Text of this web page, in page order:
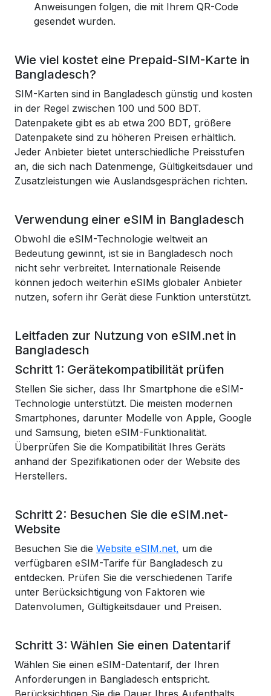
Anweisungen folgen, die mit Ihrem QR-Code
gesendet wurden.
Wie viel kostet eine Prepaid-SIM-Karte in
Bangladesch?
SIM-Karten sind in Bangladesch günstig und kosten
in der Regel zwischen 100 und 500 BDT.
Datenpakete gibt es ab etwa 200 BDT, größere
Datenpakete sind zu höheren Preisen erhältlich.
Jeder Anbieter bietet unterschiedliche Preisstufen
an, die sich nach Datenmenge, Gültigkeitsdauer und
Zusatzleistungen wie Auslandsgesprächen richten.
Verwendung einer eSIM in Bangladesch
Obwohl die eSIM-Technologie weltweit an
Bedeutung gewinnt, ist sie in Bangladesch noch
nicht sehr verbreitet. Internationale Reisende
können jedoch weiterhin eSIMs globaler Anbieter
nutzen, sofern ihr Gerät diese Funktion unterstützt.
Leitfaden zur Nutzung von eSIM.net in
Bangladesch
Schritt 1: Gerätekompatibilität prüfen
Stellen Sie sicher, dass Ihr Smartphone die eSIM-
Technologie unterstützt. Die meisten modernen
Smartphones, darunter Modelle von Apple, Google
und Samsung, bieten eSIM-Funktionalität.
Überprüfen Sie die Kompatibilität Ihres Geräts
anhand der Spezifikationen oder der Website des
Herstellers.
Schritt 2: Besuchen Sie die eSIM.net-
Website
Besuchen Sie die Website eSIM.net, um die
verfügbaren eSIM-Tarife für Bangladesch zu
entdecken. Prüfen Sie die verschiedenen Tarife
unter Berücksichtigung von Faktoren wie
Datenvolumen, Gültigkeitsdauer und Preisen.
Schritt 3: Wählen Sie einen Datentarif
Wählen Sie einen eSIM-Datentarif, der Ihren
Anforderungen in Bangladesch entspricht.
Berücksichtigen Sie die Dauer Ihres Aufenthalts,